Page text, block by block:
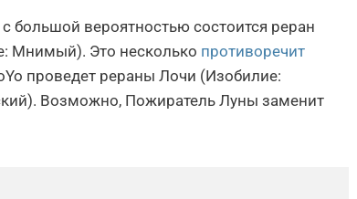
большой вероятностью состоится реран
Мнимый). Это несколько противоречит
проведет рераны Лочи (Изобилие:
Возможно, Пожиратель Луны заменит